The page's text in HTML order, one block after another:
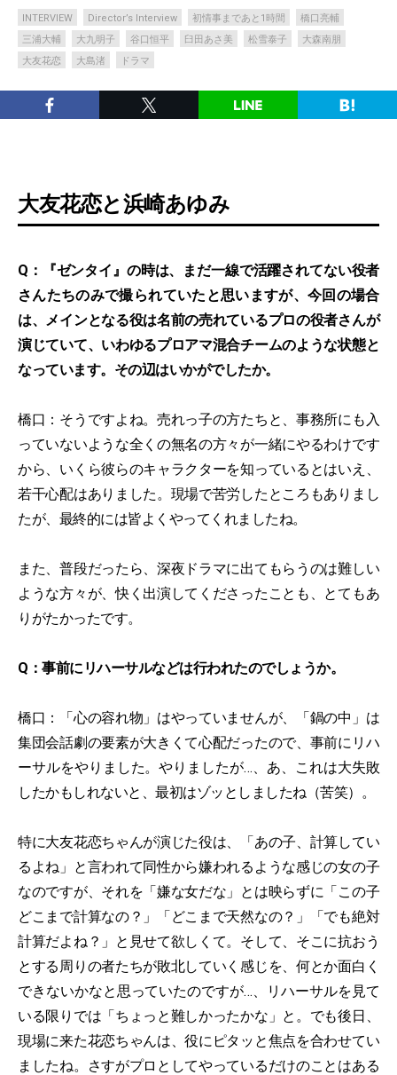
INTERVIEW Director’s Interview 初情事まであと1時間
橋口亮輔
三浦大輔
大九明子 谷口恒平 臼田あさ美 松雪泰子
大森南朋
大友花恋
大島渚 ドラマ
大友花恋と浜崎あゆみ
Q：『ゼンタイ』の時は、まだ一線で活躍されてない役者
さんたちのみで撮られていたと思いますが、今回の場合
は、メインとなる役は名前の売れているプロの役者さんが
演じていて、いわゆるプロアマ混合チームのような状態と
なっています。その辺はいかがでしたか。
橋口：そうですよね。売れっ子の方たちと、事務所にも入
っていないような全くの無名の方々が一緒にやるわけです
から、いくら彼らのキャラクターを知っているとはいえ、
若干心配はありました。現場で苦労したところもありまし
たが、最終的には皆よくやってくれましたね。
また、普段だったら、深夜ドラマに出てもらうのは難しい
ような方々が、快く出演してくださったことも、とてもあ
りがたかったです。
Q：事前にリハーサルなどは行われたのでしょうか。
橋口：「心の容れ物」はやっていませんが、「鍋の中」は
集団会話劇の要素が大きくて心配だったので、事前にリハ
ーサルをやりました。やりましたが…、あ、これは大失敗
したかもしれないと、最初はゾッとしましたね（苦笑）。
特に大友花恋ちゃんが演じた役は、「あの子、計算してい
るよね」と言われて同性から嫌われるような感じの女の子
なのですが、それを「嫌な女だな」とは映らずに「この子
どこまで計算なの？」「どこまで天然なの？」「でも絶対
計算だよね？」と見せて欲しくて。そして、そこに抗おう
とする周りの者たちが敗北していく感じを、何とか面白く
できないかなと思っていたのですが…、リハーサルを見て
いる限りでは「ちょっと難しかったかな」と。でも後日、
現場に来た花恋ちゃんは、役にピタッと焦点を合わせてい
ましたね。さすがプロとしてやっているだけのことはある